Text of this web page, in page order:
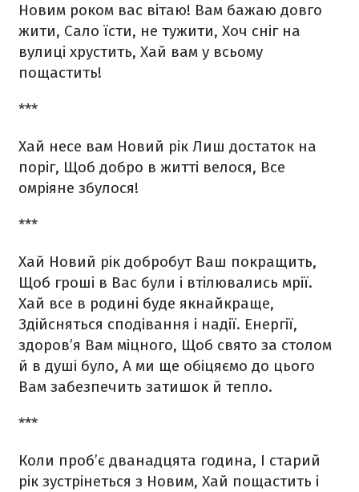
Новим роком вас вітаю! Вам бажаю довго
жити, Сало їсти, не тужити, Хоч сніг на
вулиці хрустить, Хай вам у всьому
пощастить!
***
Хай несе вам Новий рік Лиш достаток на
поріг, Щоб добро в житті велося, Все
омріяне збулося!
***
Хай Новий рік добробут Ваш покращить,
Щоб гроші в Вас були і втілювались мрії.
Хай все в родині буде якнайкраще,
Здійсняться сподівання і надії. Енергії,
здоров’я Вам міцного, Щоб свято за столом
й в душі було, А ми ще обіцяємо до цього
Вам забезпечить затишок й тепло.
***
Коли проб’є дванадцята година, І старий
рік зустрінеться з Новим, Хай пощастить і